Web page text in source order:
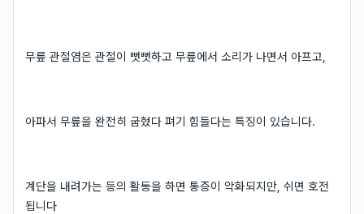
무릎 관절염은 관절이 뻣뻣하고 무릎에서 소리가 나면서 아프고,
아파서 무릎을 완전히 굽혔다 펴기 힘들다는 특징이 있습니다.
계단을 내려가는 등의 활동을 하면 통증이 악화되지만, 쉬면 호전
됩니다